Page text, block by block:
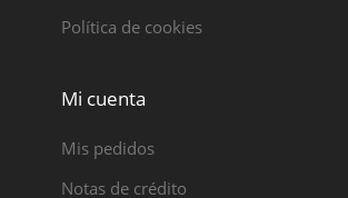
Política de cookies
Mi cuenta
Mis pedidos
Notas de crédito